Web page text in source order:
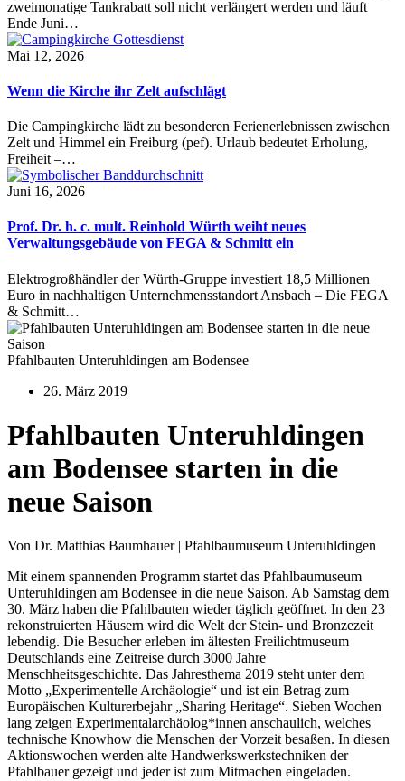
zweimonatige Tankrabatt soll nicht verlängert werden und läuft
Ende Juni…
Mai 12, 2026
Wenn die Kirche ihr Zelt aufschlägt
Die Campingkirche lädt zu besonderen Ferienerlebnissen zwischen
Zelt und Himmel ein Freiburg (pef). Urlaub bedeutet Erholung,
Freiheit –…
Juni 16, 2026
Prof. Dr. h. c. mult. Reinhold Würth weiht neues
Verwaltungsgebäude von FEGA & Schmitt ein
Elektrogroßhändler der Würth-Gruppe investiert 18,5 Millionen
Euro in nachhaltigen Unternehmensstandort Ansbach – Die FEGA
& Schmitt…
Pfahlbauten Unteruhldingen am Bodensee
26. März 2019
Pfahlbauten Unteruhldingen
am Bodensee starten in die
neue Saison
Von Dr. Matthias Baumhauer | Pfahlbaumuseum Unteruhldingen
Mit einem spannenden Programm startet das Pfahlbaumuseum
Unteruhldingen am Bodensee in die neue Saison. Ab Samstag dem
30. März haben die Pfahlbauten wieder täglich geöffnet. In den 23
rekonstruierten Häusern wird die Welt der Stein- und Bronzezeit
lebendig. Die Besucher erleben im ältesten Freilichtmuseum
Deutschlands eine Zeitreise durch 3000 Jahre
Menschheitsgeschichte. Das Jahresthema 2019 steht unter dem
Motto „Experimentelle Archäologie“ und ist ein Betrag zum
Europäischen Kulturerbejahr „Sharing Heritage“. Sieben Wochen
lang zeigen Experimentalarchäolog*innen anschaulich, welches
technische Knowhow die Menschen der Vorzeit besaßen. In diesen
Aktionswochen werden alte Handwerkswerkstechniken der
Pfahlbauer gezeigt und jeder ist zum Mitmachen eingeladen.